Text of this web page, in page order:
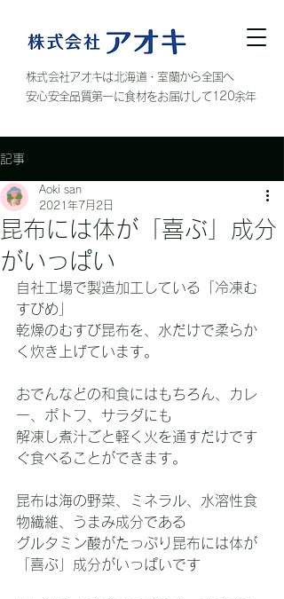
株式会社アオキは北海道・室蘭から全国へ
安心安全品質第一に食材をお届けして120余年
記事
昆布には体が「喜ぶ」成分
がいっぱい
Aoki san
2021年7月2日
自社工場で製造加工している「冷凍む
すびめ」
乾燥のむすび昆布を、水だけで柔らか
く炊き上げています。
おでんなどの和食にはもちろん、カレ
ー、ポトフ、サラダにも
解凍し煮汁ごと軽く火を通すだけです
ぐ食べることができます。
昆布は海の野菜、ミネラル、水溶性食
物繊維、うまみ成分である
グルタミン酸がたっぷり昆布には体が
「喜ぶ」成分がいっぱいです